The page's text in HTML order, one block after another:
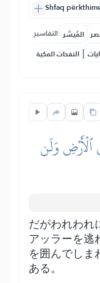
Shfaq
التفاسير: المُيسَّر
النفحات المكية |
ٱلۡأَرۡضِ وَلَن
だがわれわれ
アッラーを逃
を囲んでしま
ある。